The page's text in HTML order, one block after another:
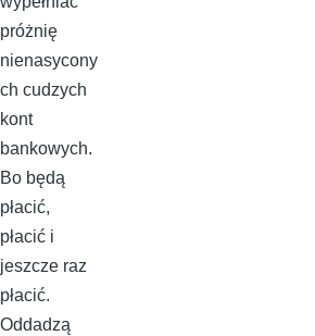
próżnię
nienasycony
ch cudzych
kont
bankowych.
Bo będą
płacić,
płacić i
jeszcze raz
płacić.
Oddadzą